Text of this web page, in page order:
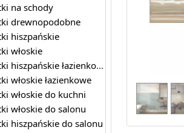
na schody
drewnopodobne
hiszpańskie
włoskie
Płytki hiszpańskie łazienkowe
włoskie łazienkowe
włoskie do kuchni
włoskie do salonu
hiszpańskie do salonu